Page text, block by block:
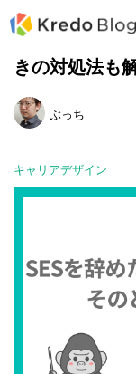
SESを辞めた
きの対処法も
ぶっち
キャリアデザイン